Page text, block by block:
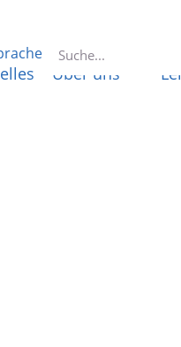
Über uns